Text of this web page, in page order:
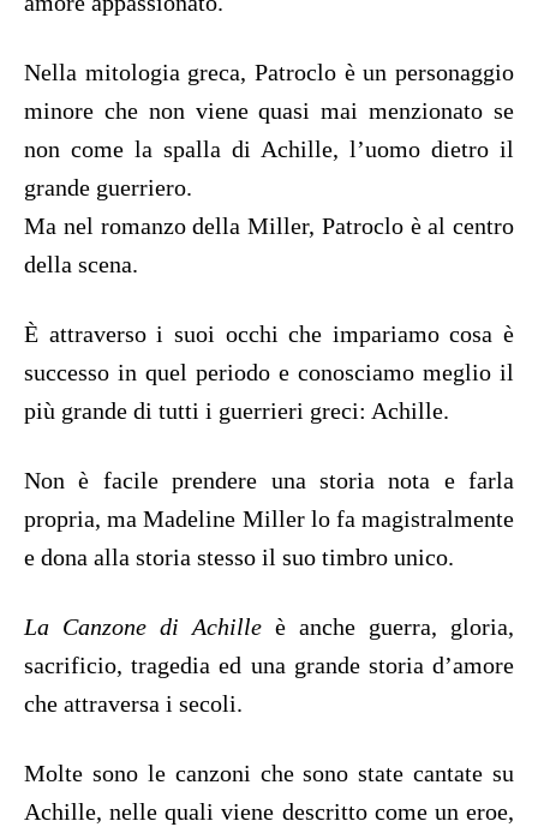
Nella mitologia greca, Patroclo è un personaggio
minore che non viene quasi mai menzionato se
non come la spalla di Achille, l’uomo dietro il
grande guerriero.
Ma nel romanzo della Miller, Patroclo è al centro
della scena.
È attraverso i suoi occhi che impariamo cosa è
successo in quel periodo e conosciamo meglio il
più grande di tutti i guerrieri greci: Achille.
Non è facile prendere una storia nota e farla
propria, ma Madeline Miller lo fa magistralmente
e dona alla storia stesso il suo timbro unico.
La Canzone di Achille è anche guerra, gloria,
sacrificio, tragedia ed una grande storia d’amore
che attraversa i secoli.
Molte sono le canzoni che sono state cantate su
Achille, nelle quali viene descritto come un eroe,